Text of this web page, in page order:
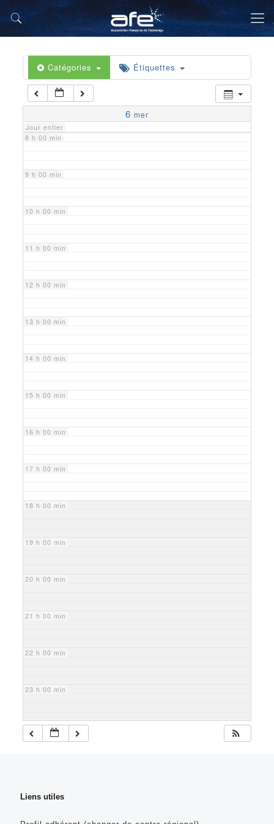
Catégories Étiquettes
6 mer
Jour entier
5 h 00 min
6 h 00 min
7 h 00 min
8 h 00 min
9 h 00 min
10 h 00 min
11 h 00 min
12 h 00 min
13 h 00 min
14 h 00 min
15 h 00 min
16 h 00 min
17 h 00 min
18 h 00 min
19 h 00 min
20 h 00 min
21 h 00 min
22 h 00 min
23 h 00 min
Liens utiles